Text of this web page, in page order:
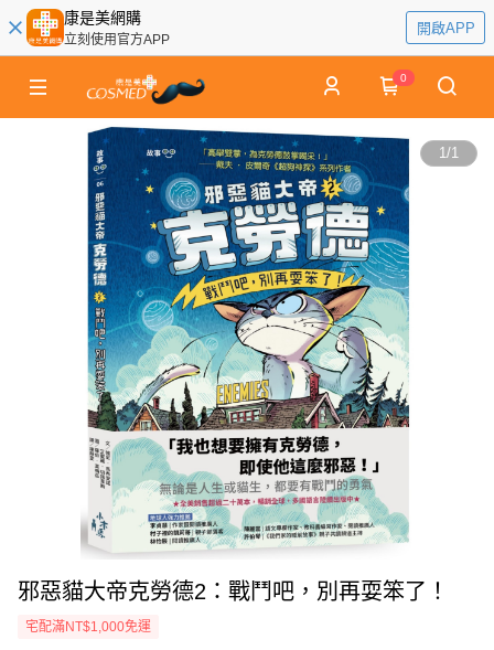
康是美網購
立刻使用官方APP
開啟APP
0
1/1
邪惡貓大帝克勞德2：戰鬥吧，別再耍笨了！
宅配滿NT$1,000免運